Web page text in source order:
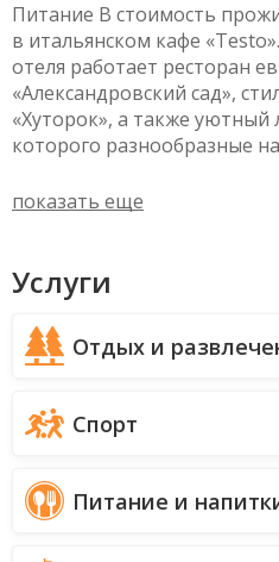
Питание В стоимость
в итальянском кафе
отеля работает ресторан
«Александровский сад»,
«Хуторок», а также
которого разнообразные
показать еще
Услуги
Отдых и
Спорт
Питание и